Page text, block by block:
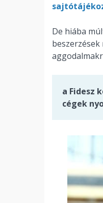
De hiába
a Fidesz
cégek